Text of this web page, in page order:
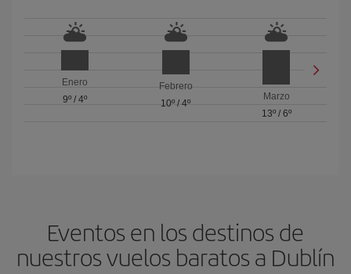
Enero
9º/ 4º
Febrero
10º / 4º
Marzo
13º/ 6º
Eventos en los destinos de
nuestros vuelos baratos a Dublín